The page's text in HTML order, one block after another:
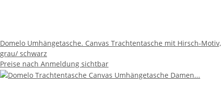
Domelo Umhängetasche. Canvas Trachtentasche mit Hirsch-Motiv,
grau/ schwarz
Preise nach Anmeldung sichtbar